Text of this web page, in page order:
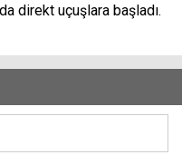
direkt uçuşlara başladı.